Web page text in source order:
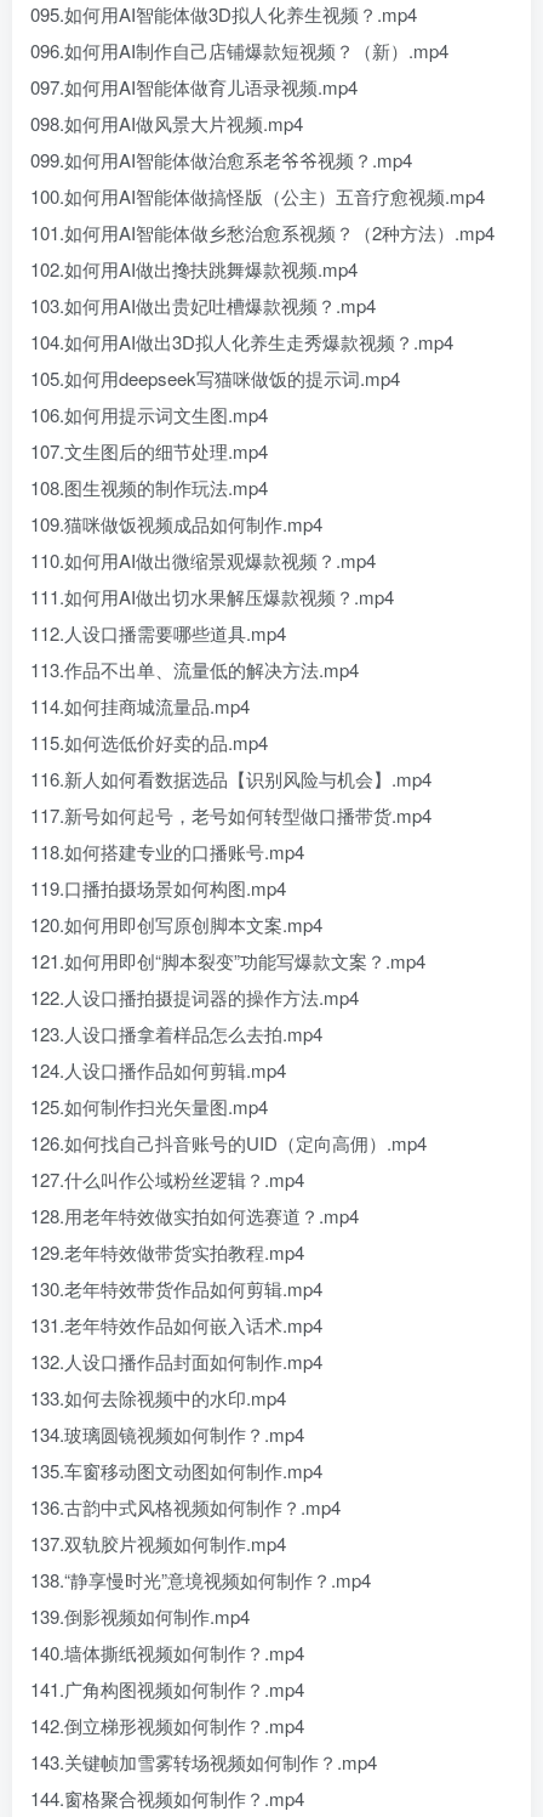
095.如何用AI智能体做3D拟人化养生视频？.mp4
096.如何用AI制作自己店铺爆款短视频？（新）.mp4
097.如何用AI智能体做育儿语录视频.mp4
098.如何用AI做风景大片视频.mp4
099.如何用AI智能体做治愈系老爷爷视频？.mp4
100.如何用AI智能体做搞怪版（公主）五音疗愈视频.mp4
101.如何用AI智能体做乡愁治愈系视频？（2种方法）.mp4
102.如何用AI做出搀扶跳舞爆款视频.mp4
103.如何用AI做出贵妃吐槽爆款视频？.mp4
104.如何用AI做出3D拟人化养生走秀爆款视频？.mp4
105.如何用deepseek写猫咪做饭的提示词.mp4
106.如何用提示词文生图.mp4
107.文生图后的细节处理.mp4
108.图生视频的制作玩法.mp4
109.猫咪做饭视频成品如何制作.mp4
110.如何用AI做出微缩景观爆款视频？.mp4
111.如何用AI做出切水果解压爆款视频？.mp4
112.人设口播需要哪些道具.mp4
113.作品不出单、流量低的解决方法.mp4
114.如何挂商城流量品.mp4
115.如何选低价好卖的品.mp4
116.新人如何看数据选品【识别风险与机会】.mp4
117.新号如何起号，老号如何转型做口播带货.mp4
118.如何搭建专业的口播账号.mp4
119.口播拍摄场景如何构图.mp4
120.如何用即创写原创脚本文案.mp4
121.如何用即创“脚本裂变”功能写爆款文案？.mp4
122.人设口播拍摄提词器的操作方法.mp4
123.人设口播拿着样品怎么去拍.mp4
124.人设口播作品如何剪辑.mp4
125.如何制作扫光矢量图.mp4
126.如何找自己抖音账号的UID（定向高佣）.mp4
127.什么叫作公域粉丝逻辑？.mp4
128.用老年特效做实拍如何选赛道？.mp4
129.老年特效做带货实拍教程.mp4
130.老年特效带货作品如何剪辑.mp4
131.老年特效作品如何嵌入话术.mp4
132.人设口播作品封面如何制作.mp4
133.如何去除视频中的水印.mp4
134.玻璃圆镜视频如何制作？.mp4
135.车窗移动图文动图如何制作.mp4
136.古韵中式风格视频如何制作？.mp4
137.双轨胶片视频如何制作.mp4
138.“静享慢时光”意境视频如何制作？.mp4
139.倒影视频如何制作.mp4
140.墙体撕纸视频如何制作？.mp4
141.广角构图视频如何制作？.mp4
142.倒立梯形视频如何制作？.mp4
143.关键帧加雪雾转场视频如何制作？.mp4
144.窗格聚合视频如何制作？.mp4